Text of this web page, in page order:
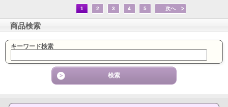
1 2 3 4 5 次へ
商品検索
キーワード検索